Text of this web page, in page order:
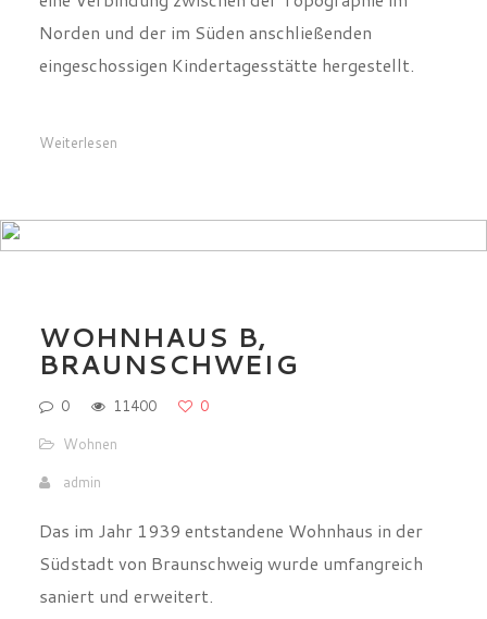
eingeschossigen Kindertagesstätte hergestellt.
0 11400
0
Das im Jahr 1939 entstandene Wohnhaus in der
saniert und erweitert.
Auf der Gartenseite entstehen ein neuer Anbau und
eine große Gaube im Dach.